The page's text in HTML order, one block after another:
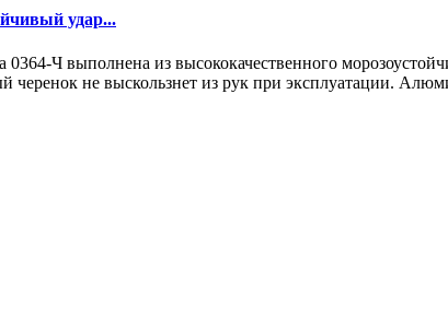
удар...
Ч выполнена из высококачественного
черенок не выскользнет из рук при эксплуатации.